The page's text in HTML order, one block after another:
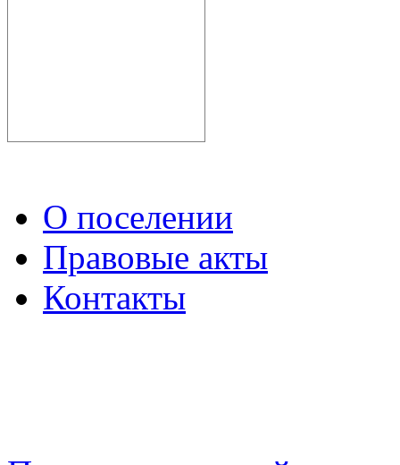
О поселении
Правовые акты
Контакты